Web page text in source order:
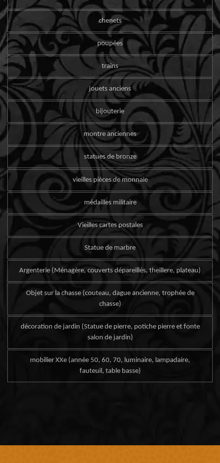
chenets
poupées
trains
jouets anciens
bijouterie
montre anciennes
statues de bronze
vieilles pièces de monnaie
médailles militaire
Vieilles cartes postales
Statue de marbre
Argenterie (Ménagère, couverts dépareillés, theillere, plateau)
Objet sur la chasse (couteau, dague ancienne, trophée de
chasse)
décoration de jardin (Statue de pierre, potiche pierre et fonte
salon de jardin)
mobilier XXe (année 50, 60, 70, luminaire, lampadaire,
fauteuil, table basse)